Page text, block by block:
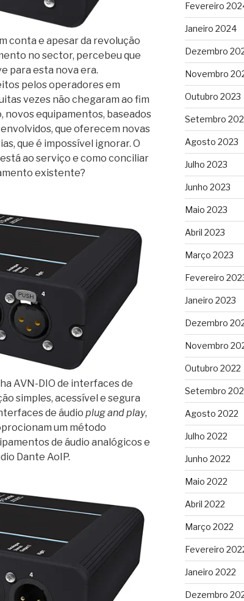
conta e apesar da revolução
no sector, percebeu que
para esta nova era.
pelos operadores em
vezes não chegaram ao fim
novos equipamentos, baseados
que oferecem novas
que é impossível ignorar. O
ao serviço e como conciliar
existente?
AVN-DIO de interfaces de
simples, acessível e segura
de áudio plug and play,
um método
de áudio analógicos e
Dante AoIP.
Fevereiro
Janeiro 2024
Dezembro
Novembro
Outubro 2023
Setembro
Agosto 2023
Julho 2023
Junho 2023
Maio 2023
Abril 2023
Março 2023
Fevereiro
Janeiro 2023
Dezembro
Novembro
Outubro 2022
Setembro
Agosto 2022
Julho 2022
Junho 2022
Maio 2022
Abril 2022
Março 2022
Fevereiro
Janeiro 2022
Dezembro